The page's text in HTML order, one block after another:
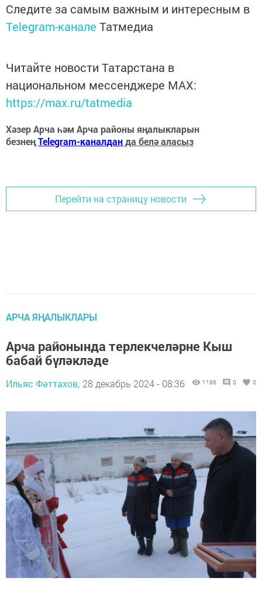
Следите за самым важным и интересным в
Telegram-канале Татмедиа
Читайте новости Татарстана в
национальном мессенджере MАХ:
https://max.ru/tatmedia
Хәзер Арча һәм Арча районы яңалыкларын
безнеңTelegram-каналданда белә аласыз
Перейти на страницу новости
АРЧА ЯҢАЛЫКЛАРЫ
Арча районында терлекчеләрне Кыш
бабай бүләкләде
Ильяс Фәттахов, 28 декабрь 2024 - 08:36 1196 0 0